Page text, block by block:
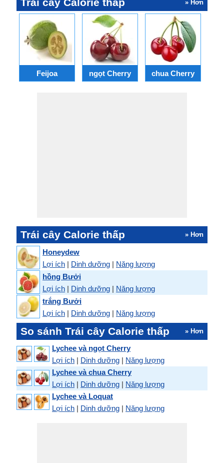
» Hơn
Feijoa ngọt Cherry chua Cherry
Trái cây Calorie thấp » Hơn
Honeydew
Lợi ích | Dinh dưỡng | Năng lượng
hồng Bưởi
Lợi ích | Dinh dưỡng | Năng lượng
trắng Bưởi
Lợi ích | Dinh dưỡng | Năng lượng
So sánh Trái cây Calorie thấp » Hơn
Lychee và ngọt Cherry
Lợi ích | Dinh dưỡng | Năng lượng
Lychee và chua Cherry
Lợi ích | Dinh dưỡng | Năng lượng
Lychee và Loquat
Lợi ích | Dinh dưỡng | Năng lượng